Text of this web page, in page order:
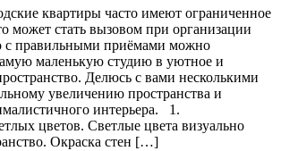
квартиры часто имеют ограниченное
может стать вызовом при организации
с правильными приёмами можно
маленькую студию в уютное и
Делюсь с вами несколькими
увеличению пространства и
интерьера. 1.
цветов. Светлые цвета визуально
Окраска стен […]